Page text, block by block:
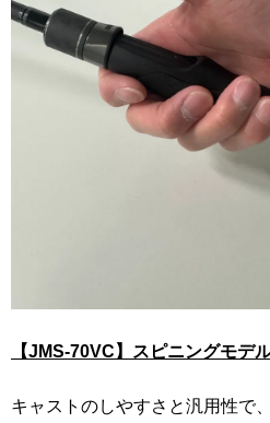
【JMS-70VC】スピニングモデ
キャストのしやすさと汎用性で